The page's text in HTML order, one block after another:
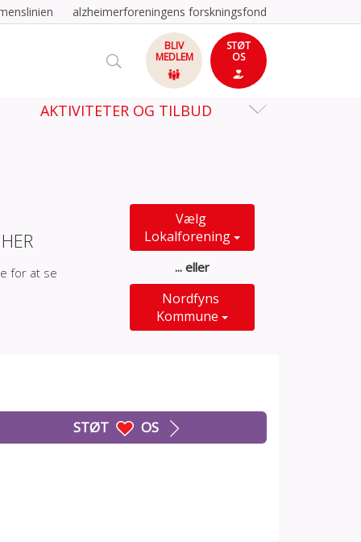
alzheimerforeningens forskningsfond
BLIV
MEDLEM
STØT
OS
AKTIVITETER OG TILBUD
for at se
Vælg
Lokalforening
... eller
Nordfyns
Kommune
STØT OS